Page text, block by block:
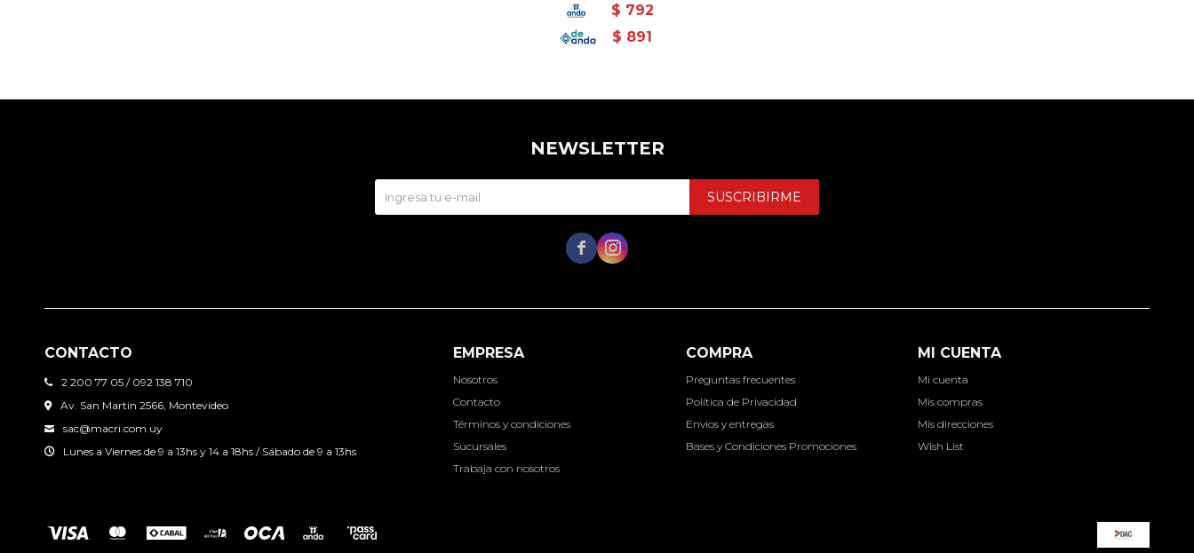
$ 792
$ 891
CONTACTO
2 200 77 05 / 092 138 710
Av. San Martin 2566, Montevideo
sac@macri.com.uy
Lunes a Viernes de 9 a 13hs y 14 a 18hs / Sábado de 9 a 13hs
EMPRESA
Nosotros
Contacto
Términos y condiciones
Sucursales
Trabaja con nosotros
COMPRA
Preguntas frecuentes
Política de Privacidad
Envíos y entregas
Bases y Condiciones Promociones
MI CUENTA
Mi cuenta
Mis compras
Mis direcciones
Wish List
NEWSLETTER
SUSCRIBIRME
 